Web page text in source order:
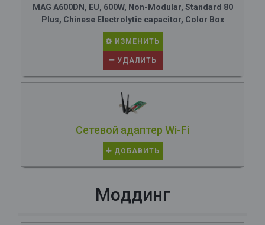
MAG A600DN, EU, 600W, Non-Modular, Standard 80
Plus, Chinese Electrolytic capacitor, Color Box
ИЗМЕНИТЬ
УДАЛИТЬ
Сетевой адаптер Wi-Fi
ДОБАВИТЬ
Моддинг